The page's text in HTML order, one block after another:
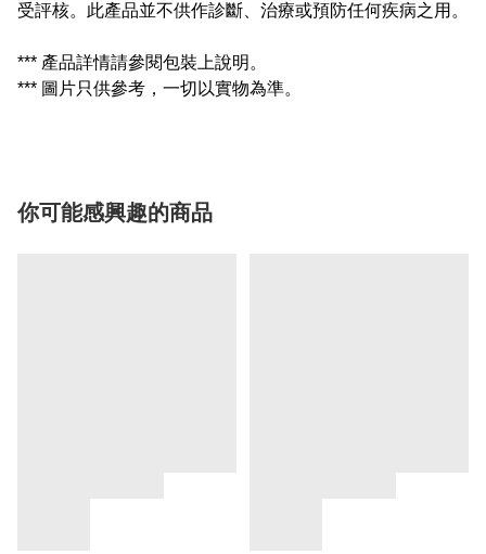
受評核。此產品並不供作診斷、治療或預防任何疾病之用。
*** 產品詳情請參閱包裝上說明。
*** 圖片只供參考，一切以實物為準。
你可能感興趣的商品